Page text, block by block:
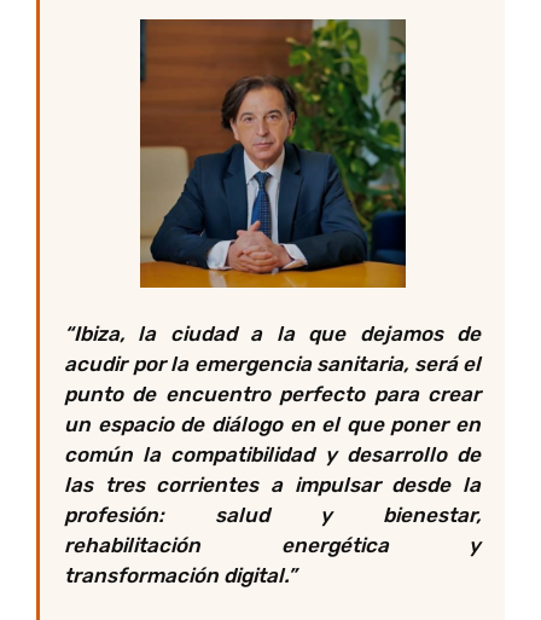
“Ibiza, la ciudad a la que dejamos de
acudir por la emergencia sanitaria, será el
punto de encuentro perfecto para crear
un espacio de diálogo en el que poner en
común la compatibilidad y desarrollo de
las tres corrientes a impulsar desde la
profesión: salud y bienestar,
rehabilitación energética y
transformación digital.”